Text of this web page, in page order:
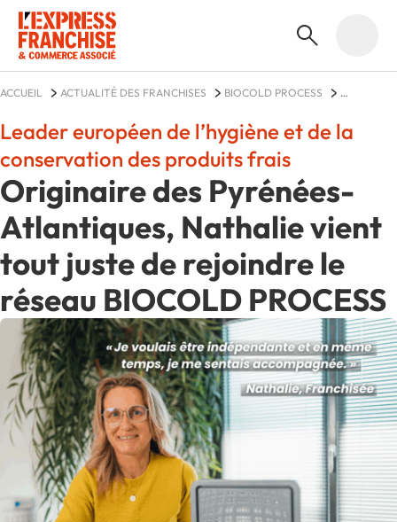
ACCUEIL ACTUALITÉ DES FRANCHISES
BIOCOLD PROCESS
Originaire des Pyrénées-
Atlantiques, Nathalie vient
tout juste de rejoindre le
réseau BIOCOLD PROCESS
Leader européen de l’hygiène et de la
conservation des produits frais